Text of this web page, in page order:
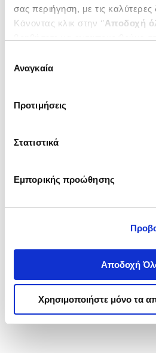
σας περιήγηση, με τις καλύτερες
Κάνοντας κλικ στην ‘’Αποδοχή
ενδιαφέρουν και να επιλέξετε
΄΄και να
συγκατάθεσης
Αναγκαία
Προτιμήσεις
Στατιστικά
Εμπορικής προώθησης
Αποδοχή
Χρησιμοποιήστε μόνο τα